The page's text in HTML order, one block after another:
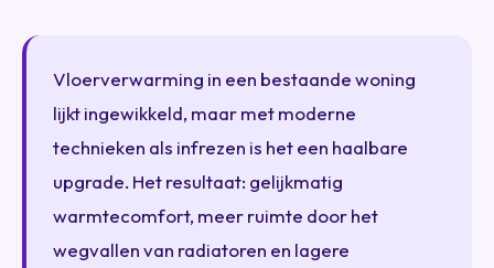
Vloerverwarming in een bestaande woning
lijkt ingewikkeld, maar met moderne
technieken als infrezen is het een haalbare
upgrade. Het resultaat: gelijkmatig
warmtecomfort, meer ruimte door het
wegvallen van radiatoren en lagere